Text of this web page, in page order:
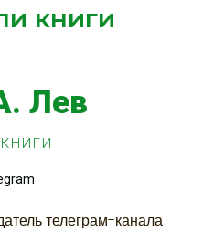
книги
Лев
телеграм-канала